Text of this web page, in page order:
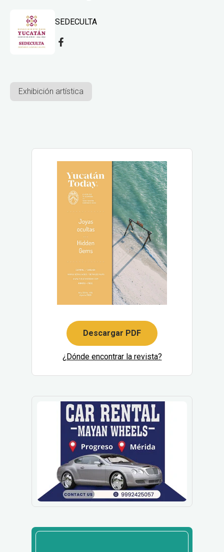
SEDECULTA
Exhibición artística
Descargar PDF
¿Dónde encontrar la revista?